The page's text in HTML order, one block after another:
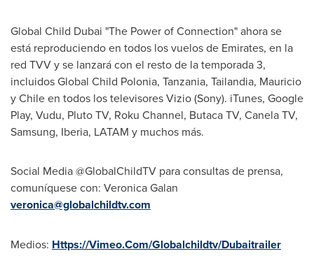
Global Child Dubai "The Power of Connection" ahora se
está reproduciendo en todos los vuelos de Emirates, en la
red TVV y se lanzará con el resto de la temporada 3,
incluidos Global Child Polonia, Tanzania, Tailandia, Mauricio
yChileen todos los televisores Vizio (Sony). iTunes, Google
Play, Vudu, Pluto TV, Roku Channel, Butaca TV, Canela TV,
Samsung, Iberia, LATAM y muchos más.
Social Media @GlobalChildTV para consultas de prensa,
comuníquese con: Veronica Galan
veronica@globalchildtv.com
Medios: Https://Vimeo.Com/Globalchildtv/Dubaitrailer